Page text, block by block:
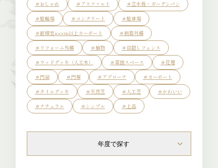
＃おしゃれ ＃アスファルト ＃立水栓・ガーデンパン
＃駐輪場 ＃コンクリート ＃駐車場
＃耐積雪100cm以上カーポート ＃新築外構
＃リフォーム外構 ＃植物 ＃目隠しフェンス
＃ウッドデッキ（人工木） ＃菜園スペース ＃花壇
＃門扉 ＃門塀 ＃アプローチ ＃カーポート
＃タイルデッキ ＃天然芝 ＃人工芝 ＃かわいい
＃ナチュラル ＃シンプル ＃上品
年度で探す
Gallery